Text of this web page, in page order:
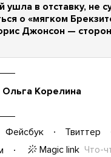
ушла в отставку, не
о «мягком
Джонсон —
Ольга Корелина
Фейсбук Твиттер
Magic link Что-